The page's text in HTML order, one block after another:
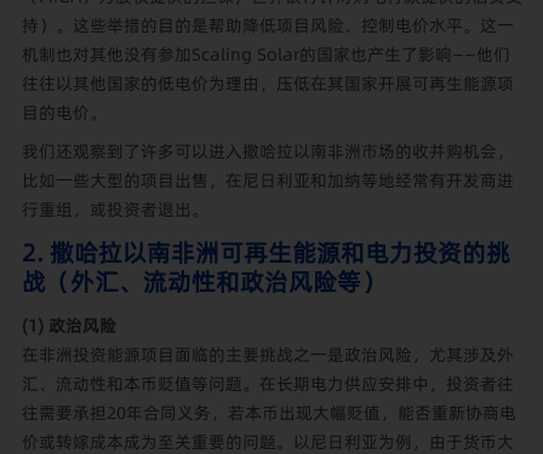
持）。这些举措的目的是帮助降低项目风险、控制电价水平。这一
机制也对其他没有参加Scaling Solar的国家也产生了影响——他们
往往以其他国家的低电价为理由，压低在其国家开展可再生能源项
目的电价。
我们还观察到了许多可以进入撒哈拉以南非洲市场的收并购机会，
比如一些大型的项目出售，在尼日利亚和加纳等地经常有开发商进
行重组，或投资者退出。
2. 撒哈拉以南非洲可再生能源和电力投资的挑
战（外汇、流动性和政治风险等）
(1) 政治风险
在非洲投资能源项目面临的主要挑战之一是政治风险，尤其涉及外
汇、流动性和本币贬值等问题。在长期电力供应安排中，投资者往
往需要承担20年合同义务，若本币出现大幅贬值，能否重新协商电
价或转嫁成本成为至关重要的问题。以尼日利亚为例，由于货币大